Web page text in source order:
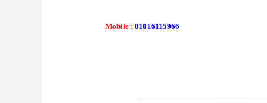
Mobile : 01016115966